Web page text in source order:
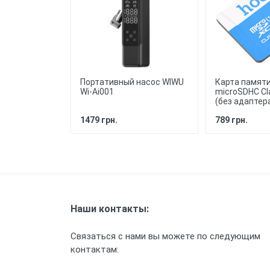
использовать устройство с
Легкость
:
смартфону, обеспечивая
Прочность
внешний вид и качество защиты на
Портативный насос WIWU
Wi-Ai001
1479 грн.
Карта
microSDHC
(без
789 грн.
Наши контакты:
Связаться с нами вы можете по следующим
контактам: